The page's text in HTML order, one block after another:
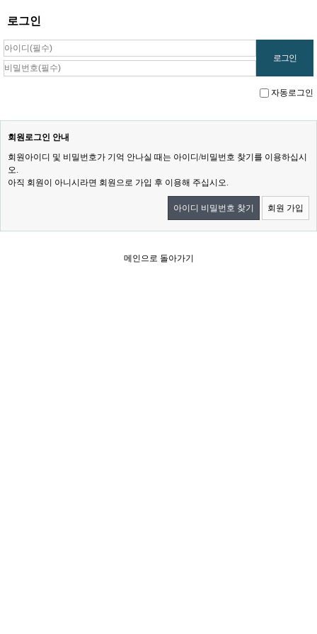
로그인
자동로그인
회원로그인 안내
회원아이디 및 비밀번호가 기억 안나실 때는 아이디/비밀번호 찾기를 이용하십시
오.
아직 회원이 아니시라면 회원으로 가입 후 이용해 주십시오.
아이디 비밀번호 찾기 회원 가입
메인으로 돌아가기